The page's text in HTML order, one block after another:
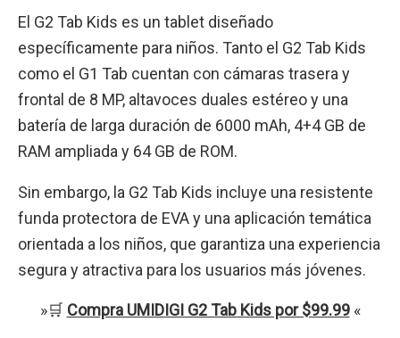
El G2 Tab Kids es un tablet diseñado
específicamente para niños. Tanto el G2 Tab Kids
como el G1 Tab cuentan con cámaras trasera y
frontal de 8 MP, altavoces duales estéreo y una
batería de larga duración de 6000 mAh, 4+4 GB de
RAM ampliada y 64 GB de ROM.
Sin embargo, la G2 Tab Kids incluye una resistente
funda protectora de EVA y una aplicación temática
orientada a los niños, que garantiza una experiencia
segura y atractiva para los usuarios más jóvenes.
»🛒 Compra UMIDIGI G2 Tab Kids por $99.99«